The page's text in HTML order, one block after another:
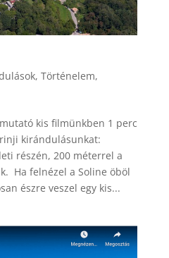
, Történelem,
kis filmünkben 1 perc
kirándulásunkat:
részén, 200 méterrel a
Ha felnézel a Soline öböl
észre veszel egy kis...